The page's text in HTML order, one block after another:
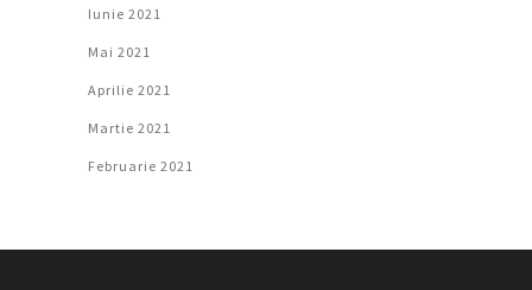
Iunie 2021
Mai 2021
Aprilie 2021
Martie 2021
Februarie 2021